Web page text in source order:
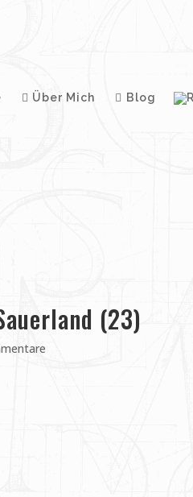
Über Mich Blog
(23)